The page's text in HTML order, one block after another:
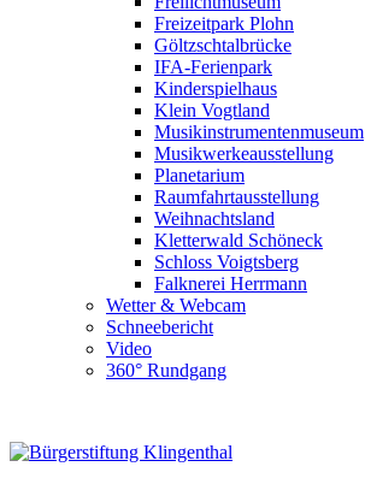
Freizeitpark Plohn
Göltzschtalbrücke
IFA-Ferienpark
Kinderspielhaus
Klein Vogtland
Musikinstrumentenmuseum
Musikwerkeausstellung
Planetarium
Raumfahrtausstellung
Weihnachtsland
Kletterwald Schöneck
Schloss Voigtsberg
Falknerei Herrmann
Wetter & Webcam
Schneebericht
Video
360° Rundgang